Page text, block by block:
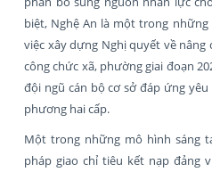
biệt, Nghệ An là một trong
việc xây dựng Nghị quyết về
công chức xã, phường giai đoạn
đội ngũ cán bộ cơ sở đáp ứng
phương hai cấp.
Một trong những mô hình sáng
pháp giao chỉ tiêu kết nạp đảng